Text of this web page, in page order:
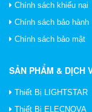
Chính sách khiếu nại
Chính sách bảo hành
Chính sách bảo mật
SẢN PHẨM & DỊCH
Thiết Bị LIGHTSTAR
Thiết Bị ELECNOVA